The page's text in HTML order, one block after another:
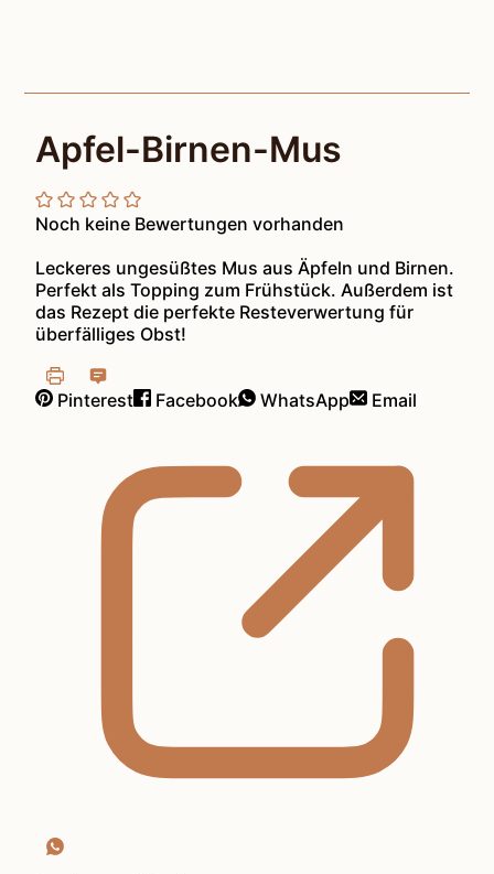
Apfel-Birnen-Mus
Noch keine Bewertungen vorhanden
Leckeres ungesüßtes Mus aus Äpfeln und Birnen.
Perfekt als Topping zum Frühstück. Außerdem ist
das Rezept die perfekte Resteverwertung für
überfälliges Obst!
Pinterest Facebook WhatsApp Email